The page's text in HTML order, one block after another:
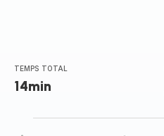
TEMPS TOTAL
14min